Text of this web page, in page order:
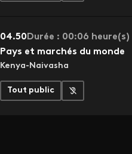
04.50 Durée : 00:06 heure(s)
Pays et marchés du monde
Kenya-Naivasha
Tout public